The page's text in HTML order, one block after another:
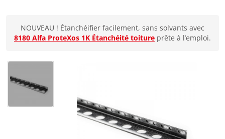
NOUVEAU ! Étanchéifier facilement, sans solvants avec
8180 Alfa ProteXos 1K Étanchéité toiture prête à l’emploi.